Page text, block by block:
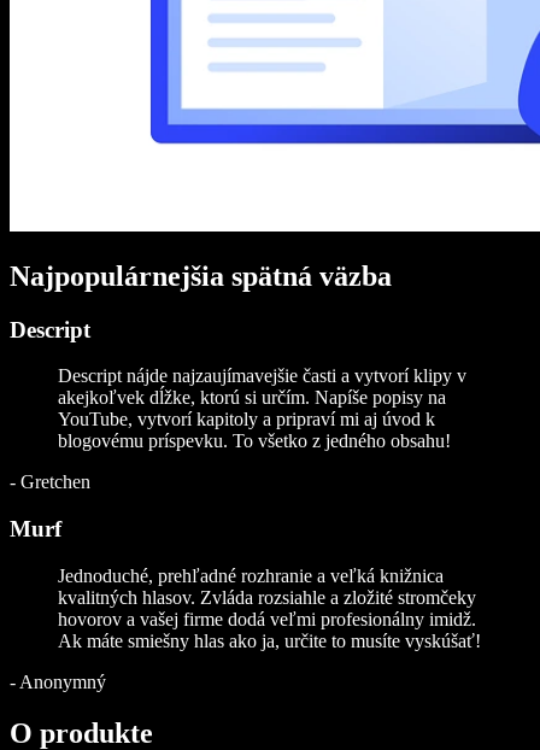
Najpopulárnejšia spätná väzba
Descript
Descript nájde najzaujímavejšie časti a vytvorí klipy v
akejkoľvek dĺžke, ktorú si určím. Napíše popisy na
YouTube, vytvorí kapitoly a pripraví mi aj úvod k
blogovému príspevku. To všetko z jedného obsahu!
- Gretchen
Murf
Jednoduché, prehľadné rozhranie a veľká knižnica
kvalitných hlasov. Zvláda rozsiahle a zložité stromčeky
hovorov a vašej firme dodá veľmi profesionálny imidž.
Ak máte smiešny hlas ako ja, určite to musíte vyskúšať!
- Anonymný
O produkte